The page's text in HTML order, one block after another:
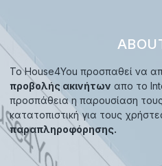
Το House4You προσπαθεί να
προβολής ακινήτων απο το
προσπάθεια η παρουσίαση
κατατοπιστική για τους
παραπληροφόρησης.